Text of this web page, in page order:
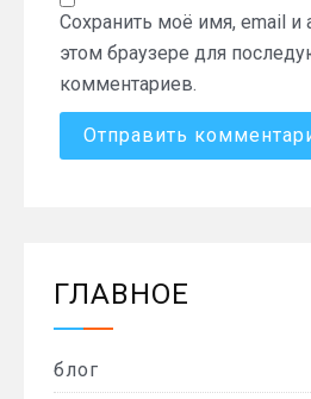
Сохранить моё имя, email и
этом браузере для
комментариев.
ГЛАВНОЕ
блог